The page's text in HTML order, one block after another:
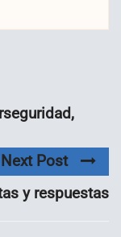
Next Post
y respuestas